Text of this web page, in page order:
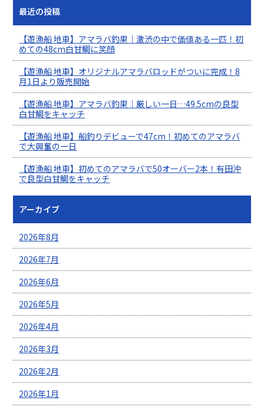
最近の投稿
【遊漁船 地車】アマラバ釣果｜激渋の中で価値ある一匹！初
めての48cm白甘鯛に笑顔
【遊漁船 地車】オリジナルアマラバロッドがついに完成！8
月1日より販売開始
【遊漁船 地車】アマラバ釣果｜厳しい一日…49.5cmの良型
白甘鯛をキャッチ
【遊漁船 地車】船釣りデビューで47cm！初めてのアマラバ
で大興奮の一日
【遊漁船 地車】初めてのアマラバで50オーバー2本！有田沖
で良型白甘鯛をキャッチ
アーカイブ
2026年8月
2026年7月
2026年6月
2026年5月
2026年4月
2026年3月
2026年2月
2026年1月